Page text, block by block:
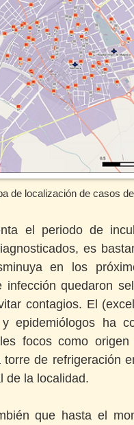
de localización de casos
el periodo de
es
en los
infección quedaron
contagios. El
epidemiólogos ha
focos como
torre de refrigeración
de la localidad.
que hasta el